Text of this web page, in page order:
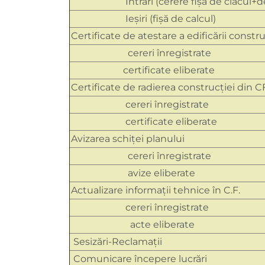
Ieșiri (fișă de calcul)
Certificate de atestare a edificării
cereri înregistrate
certificate eliberate
Certificate de radierea construcţiei din
cereri înregistrate
certificate eliberate
Avizarea schiţei planului
cereri înregistrate
avize eliberate
Actualizare informaţii tehnice în C.F.
cereri înregistrate
acte eliberate
Sesizări-Reclamații
Comunicare începere lucrări